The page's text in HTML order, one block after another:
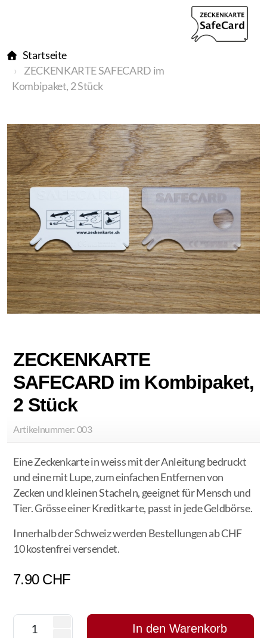
Startseite
ZECKENKARTE SAFECARD im
Kombipaket, 2 Stück
ZECKENKARTE
SAFECARD im Kombipaket,
2 Stück
Artikelnummer: 003
Eine Zeckenkarte in weiss mit der Anleitung bedruckt
und eine mit Lupe, zum einfachen Entfernen von
Zecken und kleinen Stacheln, geeignet für Mensch und
Tier. Grösse einer Kreditkarte, passt in jede Geldbörse.
Innerhalb der Schweiz werden Bestellungen ab CHF
10 kostenfrei versendet.
7.90CHF
In den Warenkorb